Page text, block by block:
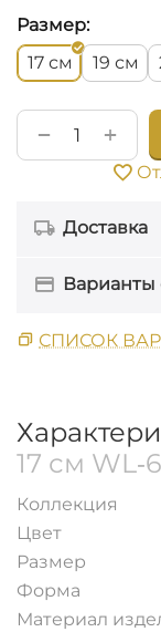
Размер:
17 см 19 см
+
−
Доставка
Варианты
СПИСОК
17 см
Коллекция
Цвет
Размер
Форма
Материал